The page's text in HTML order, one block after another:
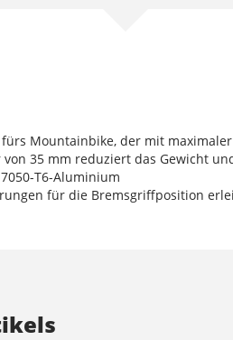
Mountainbike, der mit
35 mm reduziert das Gewicht
T6-Aluminium
für die Bremsgriffposition